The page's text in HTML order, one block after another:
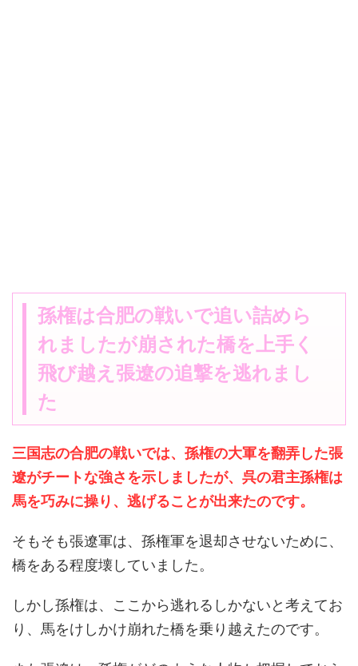
孫権は合肥の戦いで追い詰めら
れましたが崩された橋を上手く
飛び越え張遼の追撃を逃れまし
た
三国志の合肥の戦いでは、孫権の大軍を翻弄した張
遼がチートな強さを示しましたが、呉の君主孫権は
馬を巧みに操り、逃げることが出来たのです。
そもそも張遼軍は、孫権軍を退却させないために、
橋をある程度壊していました。
しかし孫権は、ここから逃れるしかないと考えてお
り、馬をけしかけ崩れた橋を乗り越えたのです。